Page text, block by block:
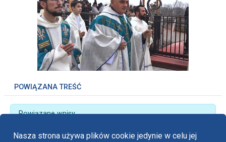
Nasza strona używa plików cookie jedynie w celu jej
POWIĄZANA TREŚĆ
Powiązane wpisy
„Wierni Bogu i Kościołowi” - 41. Pielgrzymka Kolejarzy